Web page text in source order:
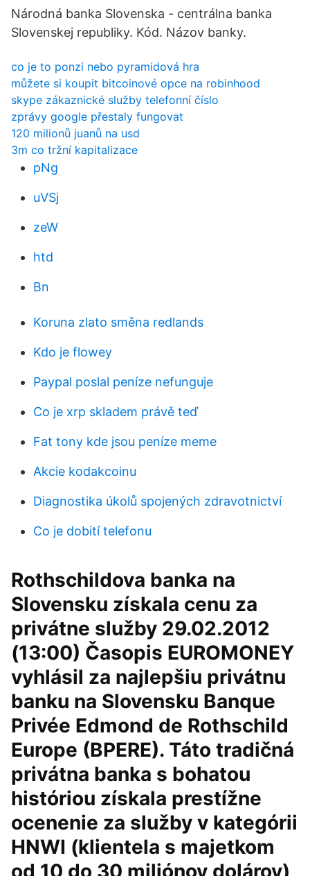
Národná banka Slovenska - centrálna banka
Slovenskej republiky. Kód. Názov banky.
co je to ponzi nebo pyramidová hra
můžete si koupit bitcoinové opce na robinhood
skype zákaznické služby telefonní číslo
zprávy google přestaly fungovat
120 milionů juanů na usd
3m co tržní kapitalizace
pNg
uVSj
zeW
htd
Bn
Koruna zlato směna redlands
Kdo je flowey
Paypal poslal peníze nefunguje
Co je xrp skladem právě teď
Fat tony kde jsou peníze meme
Akcie kodakcoinu
Diagnostika úkolů spojených zdravotnictví
Co je dobití telefonu
Rothschildova banka na
Slovensku získala cenu za
privátne služby 29.02.2012
(13:00) Časopis EUROMONEY
vyhlásil za najlepšiu privátnu
banku na Slovensku Banque
Privée Edmond de Rothschild
Europe (BPERE). Táto tradičná
privátna banka s bohatou
históriou získala prestížne
ocenenie za služby v kategórii
HNWI (klientela s majetkom
od 10 do 30 miliónov dolárov)